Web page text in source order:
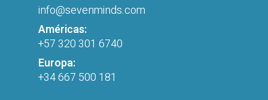
info@sevenminds.com
Américas:
+57 320 301 6740
Europa:
+34 667 500 181